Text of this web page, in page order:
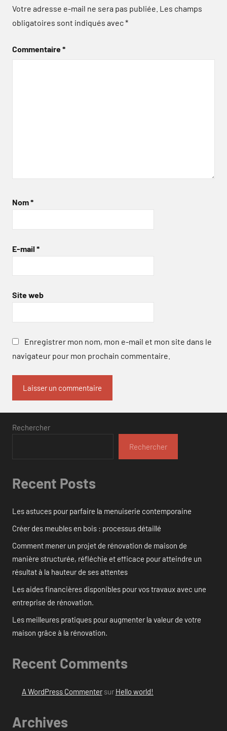
Votre adresse e-mail ne sera pas publiée. Les champs
obligatoires sont indiqués avec*
Commentaire*
Nom*
E-mail *
Site web
Enregistrer mon nom, mon e-mail et mon site dans le
navigateur pour mon prochain commentaire.
Rechercher
Rechercher
Recent Posts
Les astuces pour parfaire la menuiserie contemporaine
Créer des meubles en bois : processus détaillé
Comment mener un projet de rénovation de maison de
manière structurée, réfléchie et efficace pour atteindre un
résultat à la hauteur de ses attentes
Les aides financières disponibles pour vos travaux avec une
entreprise de rénovation.
Les meilleures pratiques pour augmenter la valeur de votre
maison grâce à la rénovation.
Recent Comments
A WordPress Commentersur Hello world!
Archives